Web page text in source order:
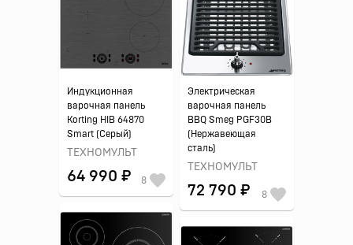
Индукционная
варочная панель
Korting HIB 64870
Smart (Серый)
ТЕХНОМУЛЬТ
64 990 ₽ 8
Электрическая
варочная панель
BBQ Smeg PGF30B
(Нержавеющая
сталь)
ТЕХНОМУЛЬТ
72 790 ₽ 8